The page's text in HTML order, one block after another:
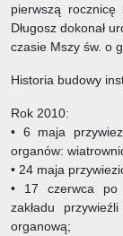
pierwszą
Długosz dokonał
czasie Mszy św. o
Historia budowy
Rok 2010:
• 6 maja
organów:
• 24 maja
• 17 czerwca po
zakładu
organową;